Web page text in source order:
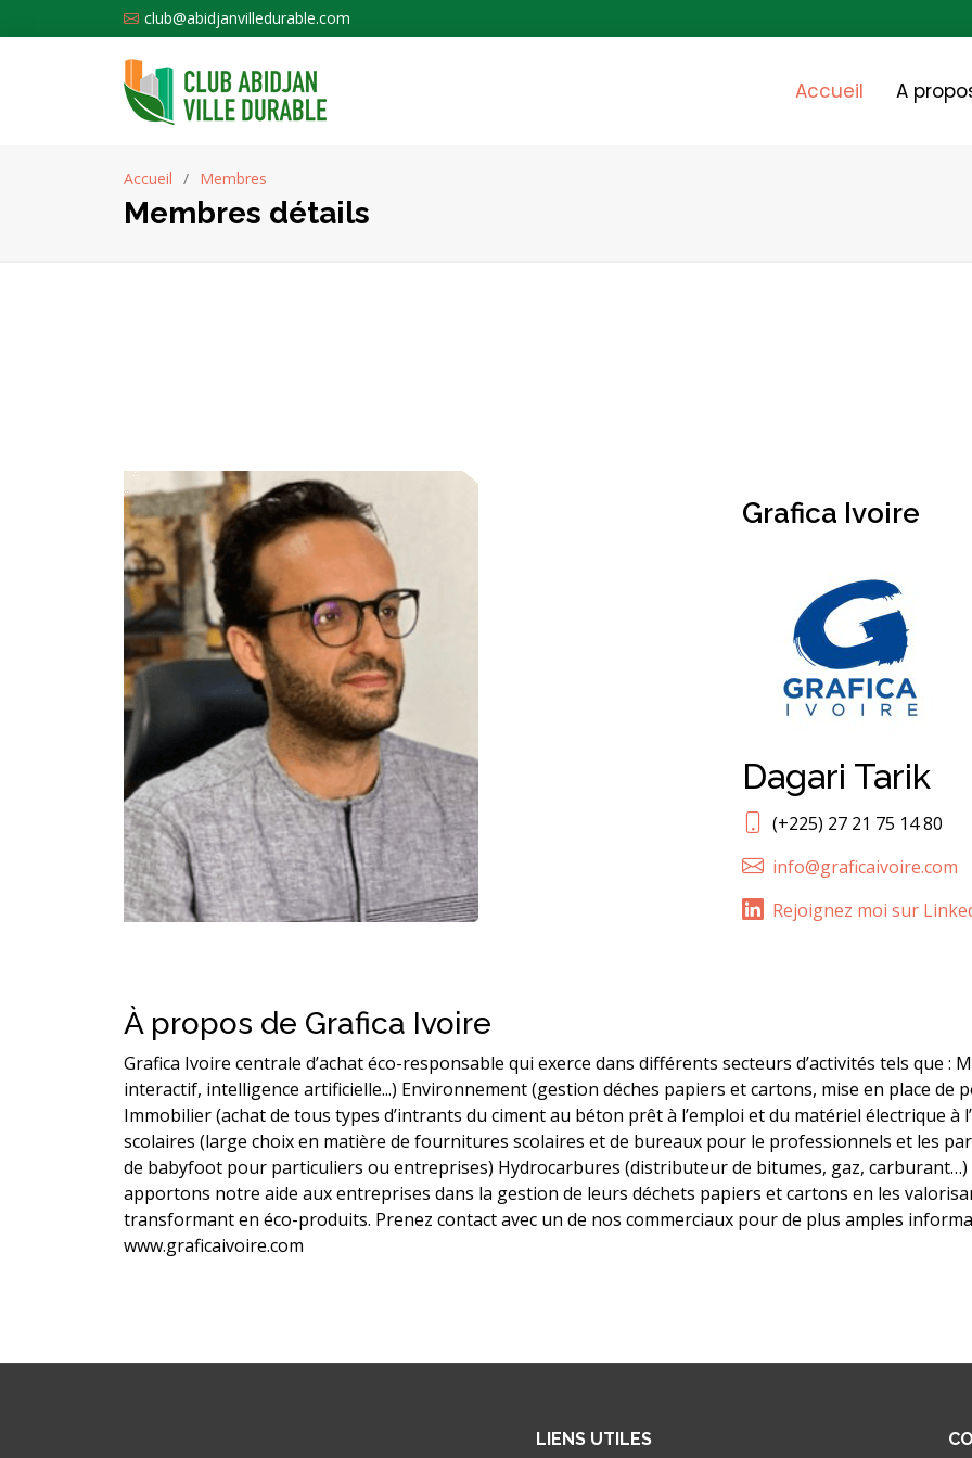
club@abidjanvilledurable.com
Accueil A
Accueil Membres
Membres détails
Grafica Ivoire
Dagari Tarik
(+225) 27 21 75 14 80
info@graficaivoire.com
Rejoignez moi sur
À propos de Grafica Ivoire
Grafica Ivoire centrale d’achat éco-responsable qui exerce dans différents secteurs d’activités tels que
interactif, intelligence artificielle...) Environnement (gestion déches papiers et cartons, mise en place de
Immobilier (achat de tous types d’intrants du ciment au béton prêt à l’emploi et du matériel électrique
scolaires (large choix en matière de fournitures scolaires et de bureaux pour le professionnels et les
de babyfoot pour particuliers ou entreprises) Hydrocarbures (distributeur de bitumes, gaz, carburant…)
apportons notre aide aux entreprises dans la gestion de leurs déchets papiers et cartons en les
transformant en éco-produits. Prenez contact avec un de nos commerciaux pour de plus amples
www.graficaivoire.com
LIENS UTILES